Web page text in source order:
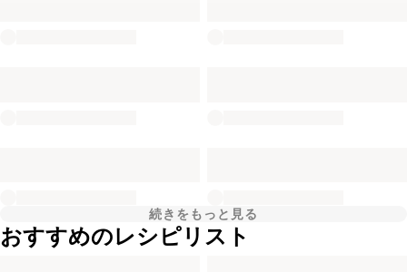
続きをもっと見る
おすすめのレシピリスト